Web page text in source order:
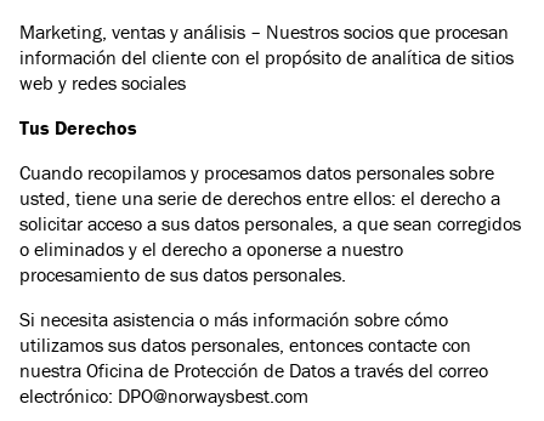
Marketing, ventas y análisis – Nuestros socios que procesan
información del cliente con el propósito de analítica de sitios
web y redes sociales
Tus Derechos
Cuando recopilamos y procesamos datos personales sobre
usted, tiene una serie de derechos entre ellos: el derecho a
solicitar acceso a sus datos personales, a que sean corregidos
o eliminados y el derecho a oponerse a nuestro
procesamiento de sus datos personales.
Si necesita asistencia o más información sobre cómo
utilizamos sus datos personales, entonces contacte con
nuestra Oficina de Protección de Datos a través del correo
electrónico: DPO@norwaysbest.com